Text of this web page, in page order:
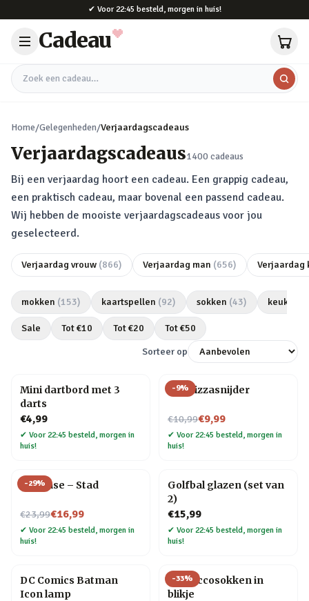
✔ Voor 22:45 besteld, morgen in huis!
Cadeau
Zoek een cadeau
Home/Gelegenheden/Verjaardagscadeaus
Verjaardagscadeaus1400 cadeaus
Bij een verjaardag hoort een cadeau. Een grappig cadeau,
een praktisch cadeau, maar bovenal een passend cadeau.
Wij hebben de mooiste verjaardagscadeaus voor jou
geselecteerd.
Verjaardag vrouw (866) Verjaardag man (656) Verjaardag
mokken (153) kaartspellen (92) sokken (43)
Sale Tot €10 Tot €20 Tot €50
Sorteer op
Mini dartbord met 3
darts
€4,99
✔ Voor 22:45 besteld, morgen in
huis!
-9%
Kat Pizzasnijder
€10,99
Nu voor€9,99
✔ Voor 22:45 besteld, morgen in
huis!
-29%
Flip Vase – Stad
€23,99
Nu voor€16,99
✔ Voor 22:45 besteld, morgen in
huis!
Golfbal glazen (set van
2)
€15,99
✔ Voor 22:45 besteld, morgen in
huis!
DC Comics Batman
Icon lamp
-33%
Proseccosokken in
blikje